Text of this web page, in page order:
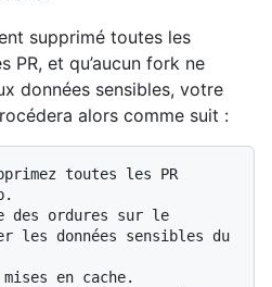
supprimé toutes les
PR, et qu’aucun fork ne
données sensibles, votre
alors comme suit :
toutes les PR
des ordures sur le
les données sensibles du
en cache.